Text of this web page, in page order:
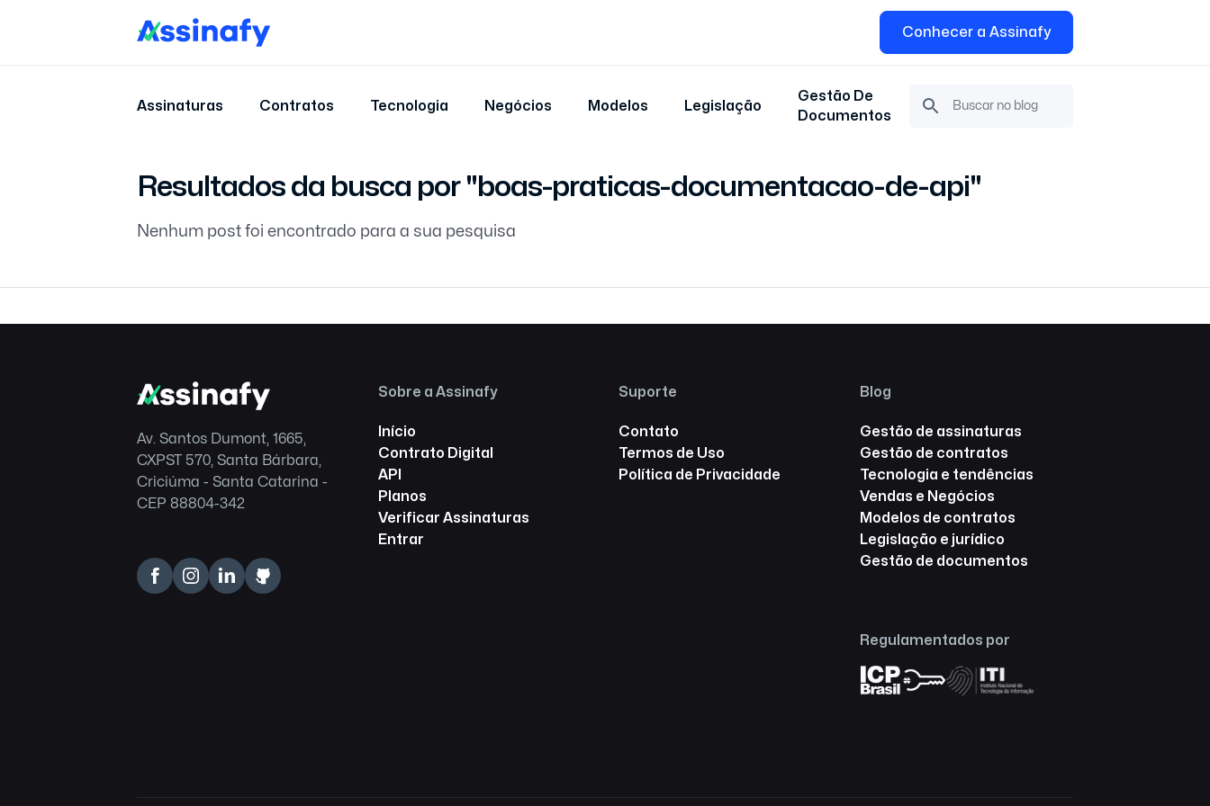
Conhecer a Assinafy
Assinaturas Contratos Tecnologia Negócios Modelos Legislação
Gestão De
Documentos
Resultados da busca por "boas-praticas-documentacao-de-api"
Nenhum post foi encontrado para a sua pesquisa
Av. Santos Dumont, 1665,
CXPST 570, Santa Bárbara,
Criciúma - Santa Catarina -
CEP 88804-342
Sobre a Assinafy
Início
Contrato Digital
API
Planos
Verificar Assinaturas
Entrar
Suporte
Contato
Termos de Uso
Política de Privacidade
Blog
Gestão de assinaturas
Gestão de contratos
Tecnologia e tendências
Vendas e Negócios
Modelos de contratos
Legislação e jurídico
Gestão de documentos
Regulamentados por